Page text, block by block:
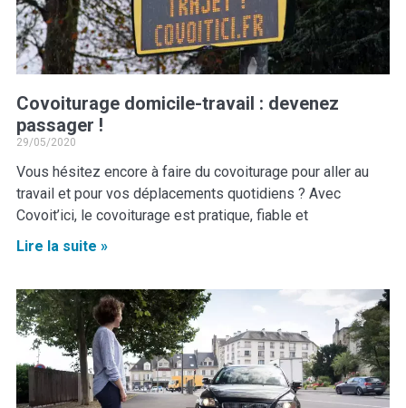
Covoiturage domicile-travail : devenez
passager !
29/05/2020
Vous hésitez encore à faire du covoiturage pour aller au
travail et pour vos déplacements quotidiens ? Avec
Covoit’ici, le covoiturage est pratique, fiable et
Lire la suite »